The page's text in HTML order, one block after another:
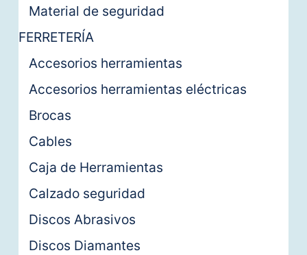
Material de seguridad
FERRETERÍA
Accesorios herramientas
Accesorios herramientas eléctricas
Brocas
Cables
Caja de Herramientas
Calzado seguridad
Discos Abrasivos
Discos Diamantes